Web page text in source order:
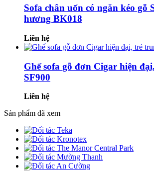
Sofa chân uốn có ngăn kéo gỗ
hương BK018
Liên hệ
Ghế sofa gỗ đơn Cigar hiện
SF900
Liên hệ
Sản phẩm đã xem